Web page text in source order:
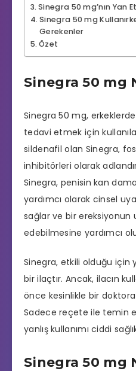
Sinegra 50 mg’nın Yan
Sinegra 50 mg
Gerekenler
Özet
Sinegra 50 mg
Sinegra 50 mg,
tedavi etmek için
sildenafil olan Sinegra,
inhibitörleri olarak
Sinegra, penisin kan
yardımcı olarak cinsel
sağlar ve bir ereksiyonun
edebilmesine yardımcı
Sinegra, etkili olduğu için
bir ilaçtır. Ancak, ilacın
önce kesinlikle bir doktora
Sadece reçete ile temin
yanlış kullanımı ciddi
Sinegra 50 mg